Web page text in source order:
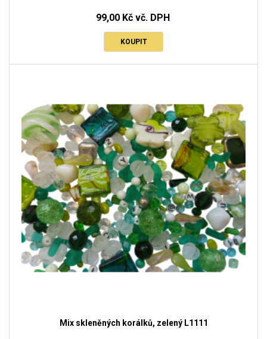
99,00 Kč vč. DPH
KOUPIT
Mix skleněných korálků, zelený L1111